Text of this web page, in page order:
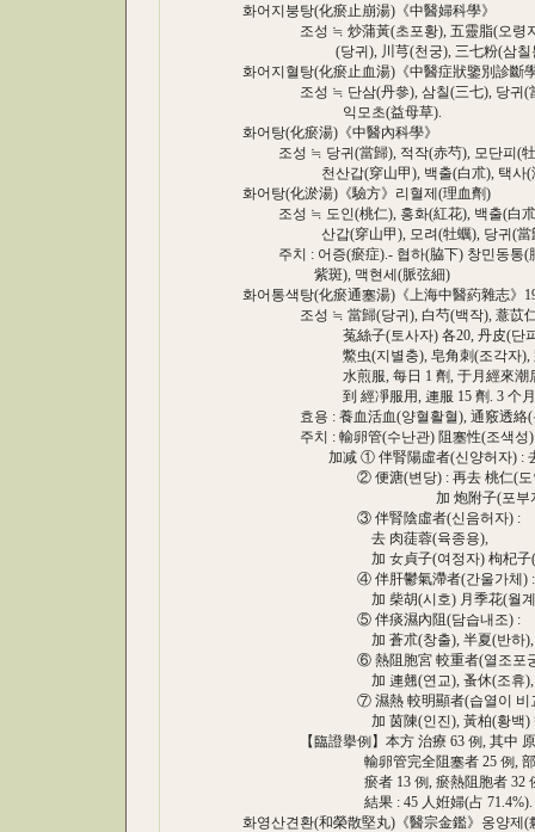
화어지붕탕(化瘀止崩湯)《中醫婦科學》
조성 ≒ 炒蒲黃(초포황), 五靈脂(오령지),
(당귀), 川芎(천궁), 三七粉(삼칠
화어지혈탕(化瘀止血湯)《中醫症狀鑒別診斷
조성 ≒ 단삼(丹參), 삼칠(三七), 당귀(當
익모초(益母草).
화어탕(化瘀湯)《中醫內科學》
조성 ≒ 당귀(當歸), 적작(赤芍), 모단피(牡
천산갑(穿山甲), 백출(白朮), 택사(澤
화어탕(化淤湯)《驗方》리혈제(理血劑)
조성 ≒ 도인(桃仁), 홍화(紅花), 백출(白朮
산갑(穿山甲), 모려(牡蠣), 당귀(當歸),
주치 : 어증(瘀症).- 협하(脇下) 창민동통(
紫斑), 맥현세(脈弦細)
화어통색탕(化瘀通塞湯)《上海中醫葯雜志
조성 ≒ 當歸(당귀), 白芍(백작), 薏苡仁(
菟絲子(토사자) 各20, 丹皮(단피), 山
鱉虫(지별충), 皂角刺(조각자), 路路
水煎服, 每日 1 劑, 于月經來潮后 第
到 經凈服用, 連服 15 劑. 3 个月爲 1
효용 : 養血活血(양혈활혈), 通竅透絡(
주치 : 輸卵管(수난관) 阻塞性(조색성)
加减 ① 伴腎陽虛者(신양허자) : 去 丹
② 便溏(변당) : 再去 桃仁(도
加 炮附子(포부자), 肉
③ 伴腎陰虛者(신음허자) :
去 肉蓗蓉(육종용),
加 女貞子(여정자) 枸杞子(구
④ 伴肝鬱氣滯者(간울가체) :
加 柴胡(시호) 月季花(월계화)
⑤ 伴痰濕內阻(담습내조) :
加 蒼朮(창출), 半夏(반하), 陳
⑥ 熱阻胞宮 較重者(열조포궁
加 連翹(연교), 蚤休(조휴), 黃
⑦ 濕熱 較明顯者(습열이 비교
加 茵陳(인진), 黃柏(황백)
【臨證擧例】本方 治療 63 例, 其中 原發
輸卵管完全阻塞者 25 例, 部分阻塞
瘀者 13 例, 瘀熱阻胞者 32 例, 肝血
結果 : 45 人姙婦(占 71.4%). 以瘀
화영산견환(和榮散堅丸)《醫宗金鑑》옹양제(